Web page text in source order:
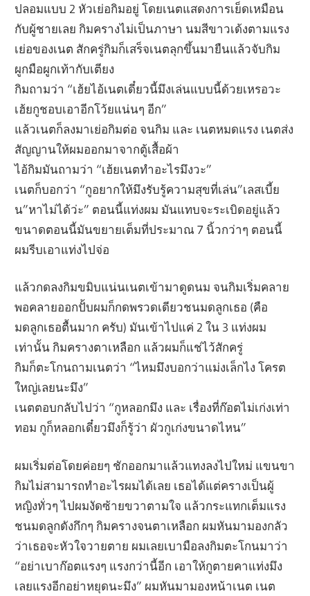
ปลอมแบบ 2 หัวเย่อกิมอยู่ โดยเนตแสดงการเย็ดเหมือน
กับผู้ชายเลย กิมครางไม่เป็นภาษา นมสีขาวเด้งตามแรง
เย่อของเนต สักครู่กิมก็เสร็จเนตลุกขึ้นมายืนแล้วจับกิม
ผูกมือผูกเท้ากับเตียง
กิมถามว่า “เฮ้ยไอ้เนตเดี๋ยวนี้มึงเล่นแบบนี้ด้วยเหรอวะ
เฮ้ยกูชอบเอาอีกโว้ยแน่นๆ อีก”
แล้วเนตก็ลงมาเย่อกิมต่อ จนกิม และ เนตหมดแรง เนตส่ง
สัญญานให้ผมออกมาจากตู้เสื้อผ้า
ไอ้กิมมันถามว่า “เฮ้ยเนตทำอะไรมึงวะ”
เนตก็บอกว่า “กูอยากให้มึงรับรู้ความสุขที่เล่น”เลสเบี้ย
น”หาไม่ได้ว่ะ” ตอนนี้แท่งผม มันแทบจะระเบิดอยู่แล้ว
ขนาดตอนนี้มันขยายเต็มที่ประมาณ 7 นิ้วกว่าๆ ตอนนี้
ผมรีบเอาแท่งไปจ่อ
แล้วกดลงกิมขมิบแน่นเนตเข้ามาดูดนม จนกิมเริ่มคลาย
พอคลายออกปั้บผมก็กดพรวดเดียวชนมดลูกเธอ (คือ
มดลูกเธอตื้นมาก ครับ) มันเข้าไปแค่ 2 ใน 3 แท่งผม
เท่านั้น กิมครางตาเหลือก แล้วผมก็แช่ไว้สักครู่
กิมก็ตะโกนถามเนตว่า “ไหมมึงบอกว่าแม่งเล็กไง โครต
ใหญ่เลยนะมึง”
เนตตอบกลับไปว่า “กูหลอกมึง และ เรื่องที่ก๊อตไม่เก่งเท่า
ทอม กูก็หลอกเดี๋ยวมึงก็รู้ว่า ผัวกูเก่งขนาดไหน”
ผมเริ่มต่อโดยค่อยๆ ชักออกมาแล้วแทงลงไปใหม่ แขนขา
กิมไม่สามารถทำอะไรผมได้เลย เธอได้แต่ครางเป็นผู้
หญิงทั่วๆ ไปผมงัดซ้ายขวาตามใจ แล้วกระแทกเต็มแรง
ชนมดลูกดังกึกๆ กิมครางจนตาเหลือก ผมหันมามองกลัว
ว่าเธอจะหัวใจวายตาย ผมเลยเบามือลงกิมตะโกนมาว่า
“อย่าเบาก๊อตแรงๆ แรงกว่านี้อีก เอาให้กูตายคาแท่งมึง
เลยแรงอีกอย่าหยุดนะมึง” ผมหันมามองหน้าเนต เนต